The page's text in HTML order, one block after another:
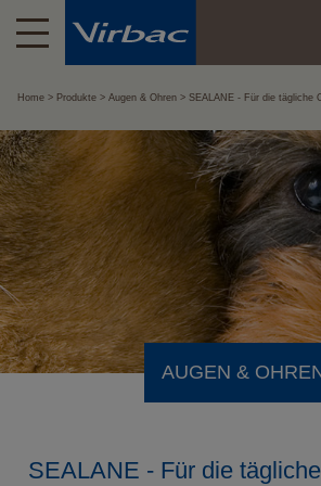
Home Produkte Augen & Ohren SEALANE - Für die tägliche
AUGEN &
SEALANE - Für die